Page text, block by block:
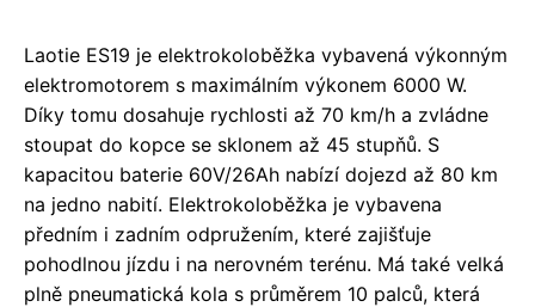
Laotie ES19 je elektrokoloběžka vybavená výkonným
elektromotorem s maximálním výkonem 6000 W.
Díky tomu dosahuje rychlosti až 70 km/h a zvládne
stoupat do kopce se sklonem až 45 stupňů. S
kapacitou baterie 60V/26Ah nabízí dojezd až 80 km
na jedno nabití. Elektrokoloběžka je vybavena
předním i zadním odpružením, které zajišťuje
pohodlnou jízdu i na nerovném terénu. Má také velká
plně pneumatická kola s průměrem 10 palců, která